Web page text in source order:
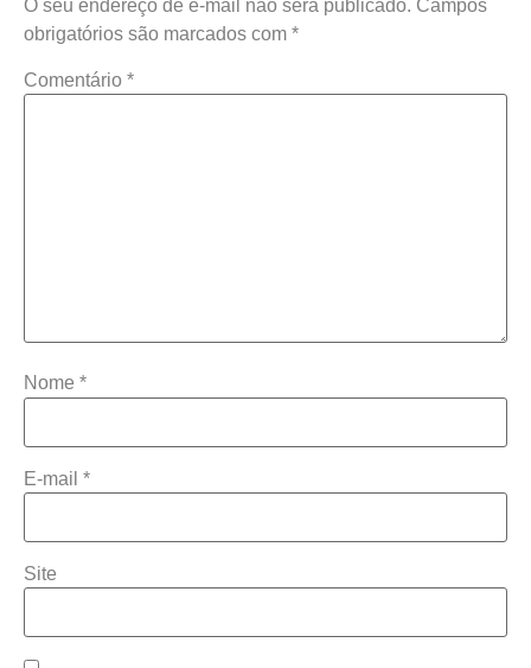
O seu endereço de e-mail não será publicado. Campos
obrigatórios são marcados com *
Comentário *
Nome *
E-mail *
Site